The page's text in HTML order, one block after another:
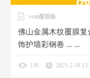
vcm覆膜板
佛山金属木纹覆膜
饰护墙彩钢卷 ... ...
130 2025-2-18